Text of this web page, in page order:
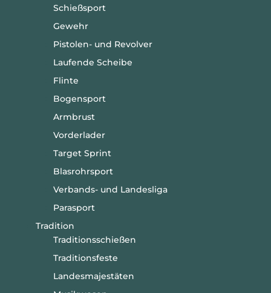
Schießsport
Gewehr
Pistolen- und Revolver
Laufende Scheibe
Flinte
Bogensport
Armbrust
Vorderlader
Target Sprint
Blasrohrsport
Verbands- und Landesliga
Parasport
Tradition
Traditionsschießen
Traditionsfeste
Landesmajestäten